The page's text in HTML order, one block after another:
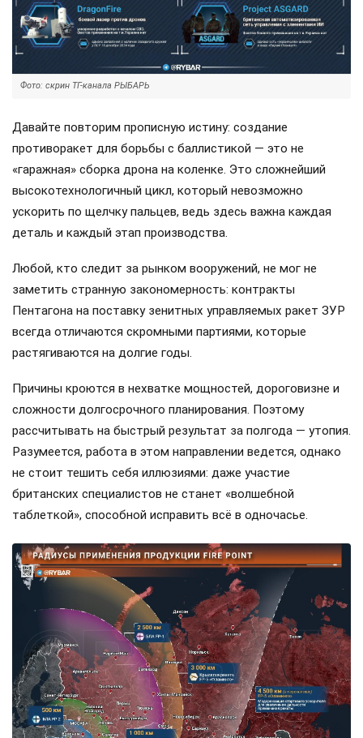
Фото: скрин ТГ-канала РЫБАРЬ
Давайте повторим прописную истину: создание
противоракет для борьбы с баллистикой — это не
«гаражная» сборка дрона на коленке. Это сложнейший
высокотехнологичный цикл, который невозможно
ускорить по щелчку пальцев, ведь здесь важна каждая
деталь и каждый этап производства.
Любой, кто следит за рынком вооружений, не мог не
заметить странную закономерность: контракты
Пентагона на поставку зенитных управляемых ракет ЗУР
всегда отличаются скромными партиями, которые
растягиваются на долгие годы.
Причины кроются в нехватке мощностей, дороговизне и
сложности долгосрочного планирования. Поэтому
рассчитывать на быстрый результат за полгода — утопия.
Разумеется, работа в этом направлении ведется, однако
не стоит тешить себя иллюзиями: даже участие
британских специалистов не станет «волшебной
таблеткой», способной исправить всё в одночасье.